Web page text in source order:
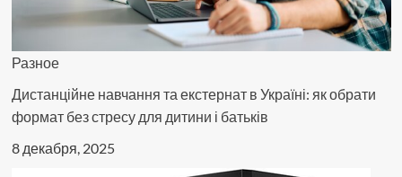
Разное
Дистанційне навчання та екстернат в Україні: як обрати
формат без стресу для дитини і батьків
8 декабря, 2025